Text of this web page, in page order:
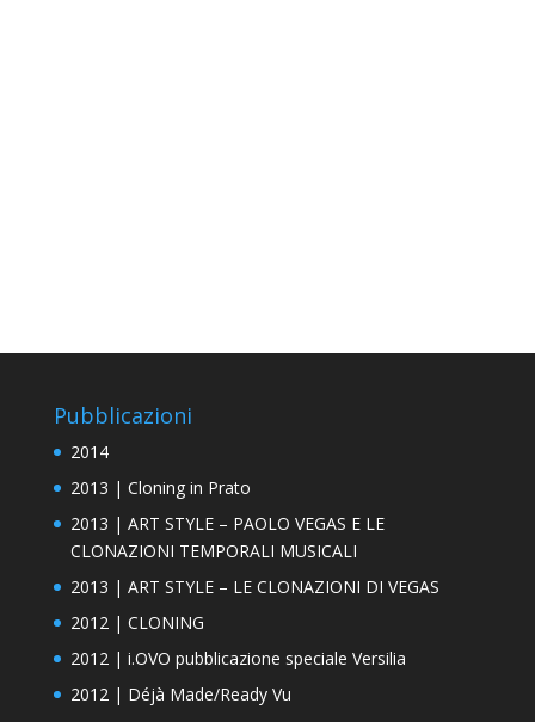
Pubblicazioni
2014
2013 | Cloning in Prato
2013 | ART STYLE – PAOLO VEGAS E LE
CLONAZIONI TEMPORALI MUSICALI
2013 | ART STYLE – LE CLONAZIONI DI VEGAS
2012 | CLONING
2012 | i.OVO pubblicazione speciale Versilia
2012 | Déjà Made/Ready Vu